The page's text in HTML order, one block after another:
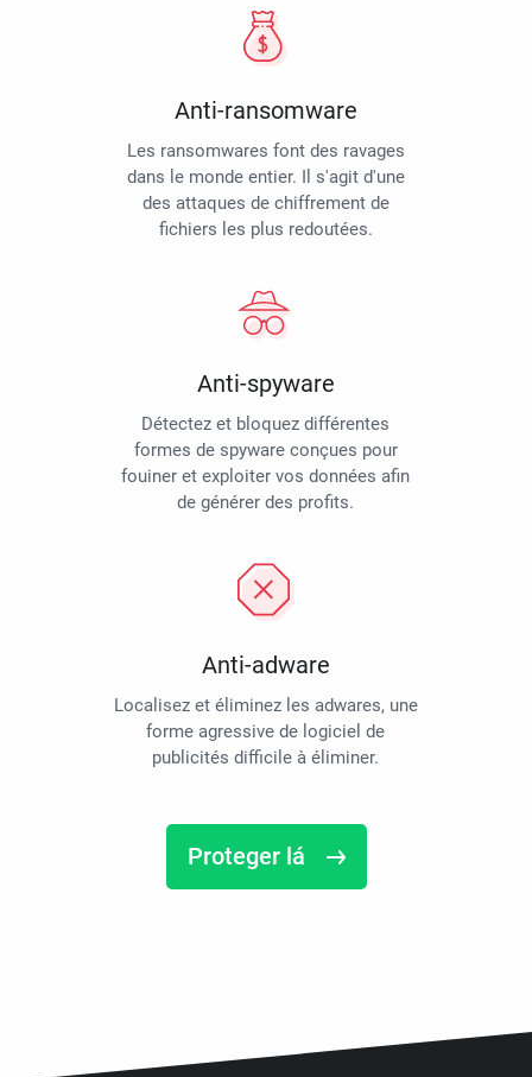
Anti-ransomware
Les ransomwares font des ravages
dans le monde entier. Il s'agit d'une
des attaques de chiffrement de
fichiers les plus redoutées.
Anti-spyware
Détectez et bloquez différentes
formes de spyware conçues pour
fouiner et exploiter vos données afin
de générer des profits.
Anti-adware
Localisez et éliminez les adwares, une
forme agressive de logiciel de
publicités difficile à éliminer.
Proteger lá